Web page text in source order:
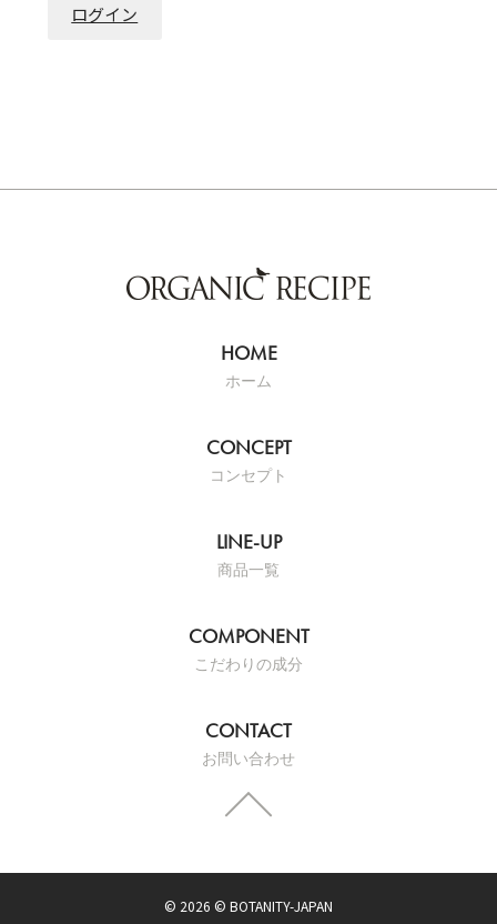
ログイン
ホーム
コンセプト
商品一覧
こだわりの成分
お問い合わせ
© 2026 © BOTANITY-JAPAN